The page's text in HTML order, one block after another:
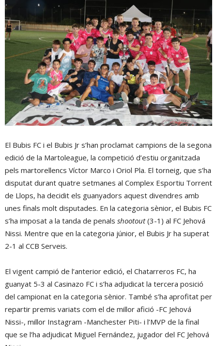
El Bubis FC i el Bubis Jr s’han proclamat campions de la segona
edició de la Martoleague, la competició d’estiu organitzada
pels martorellencs Víctor Marco i Oriol Pla. El torneig, que s’ha
disputat durant quatre setmanes al Complex Esportiu Torrent
de Llops, ha decidit els guanyadors aquest divendres amb
unes finals molt disputades. En la categoria sènior, el Bubis FC
s’ha imposat a la tanda de penals shootout(3-1) al FC Jehová
Nissi. Mentre que en la categoria júnior, el Bubis Jr ha superat
2-1 al CCB Serveis.
El vigent campió de l’anterior edició, el Chatarreros FC, ha
guanyat 5-3 al Casinazo FC i s’ha adjudicat la tercera posició
del campionat en la categoria sènior. També s’ha aprofitat per
repartir premis variats com el de millor afició -FC Jehová
Nissi-, millor Instagram -Manchester Piti- i l’MVP de la final
que se l’ha adjudicat Miguel Fernández, jugador del FC Jehová